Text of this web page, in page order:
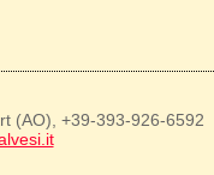
(AO), +39-393-926-6592